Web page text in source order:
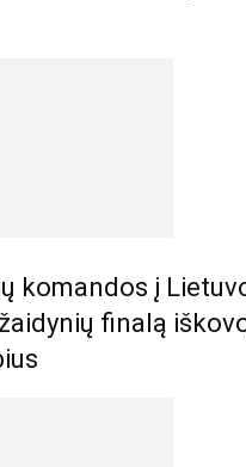
komandos į
finalą